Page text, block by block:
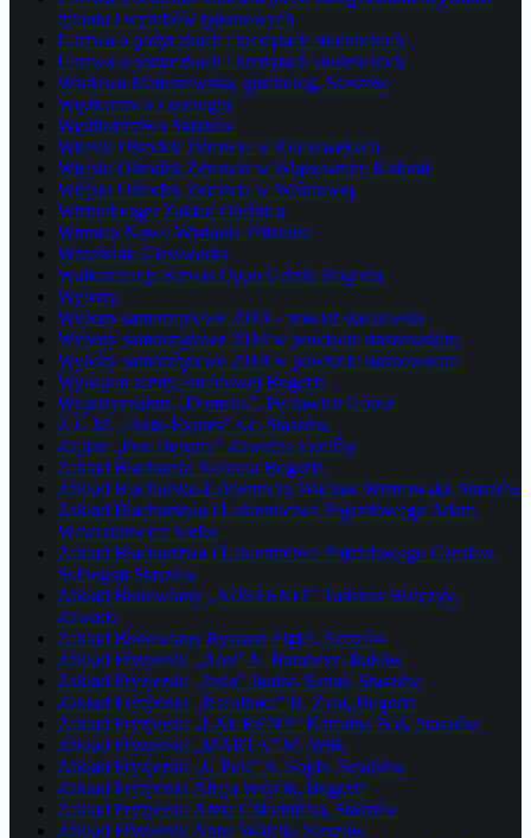
tytoniu i wyrobów tytoniowych
Ustawa o pożyczkach i kredytach studenckich
Ustawa o pożyczkach i kredytach studenckich
Wacława Matuszewska, ginekolog, Staszów
Wędkarstwo i zoologia
Wędliniarstwo Staszów
Wiejski Ośrodek Zdrowia w Kurozwękach
Wiejski Ośrodek Zdrowia w Wiązownicy Kolonii
Wiejski Ośrodek Zdrowia w Wiśniowej
Wienerberger Zakład Oleśnica
Winnica Nowe Wydanie Połaniec
Wrześniak Glassworks
Wulkanizacja Serwis Opon Górski Bogoria
Wybory
Wybory samorządowe 2010 – powiat staszowski
Wybory samorządowe 2014 w powiecie staszowskim
Wybory samorządowe 2018 w powiecie staszowskim
Wynajem sceny estradowej Bogoria
Wypożyczalnia „Domeks”, Pęcławice Górne
Z.U.M. „Auto-Expres” s.c. Staszów
Zajazd „Pod Dębami” Zawidza Łoniów
Zakład Blacharski Kolonia Bogoria
Zakład Blacharsko-Lakierniczy Wacław Wiatrowski, Staszów
Zakład Blacharstwa i Lakiernictwa Pojazdowego Adam
Wawrzkiewicz Sielec
Zakład Blacharstwa i Lakiernictwa Pojazdowego Czesław
Sobiegraj Staszów
Zakład Budowlany „AUSTENIT” Tadeusz Walczyk,
Zawada
Zakład Budowlany Ryszard Figiel, Staszów
Zakład Fryzjerski „Ann” A. Barabasz, Raków
Zakład Fryzjerski „Jasia” Janina Banaś, Staszów
Zakład Fryzjerski „Karolinka” R. Żyła, Bogoria
Zakład Fryzjerski „LAURENT” Karolina Boś, Staszów
Zakład Fryzjerski „MARTA” M. Wilk
Zakład Fryzjerski „U Poli” A. Sojda, Szydłów
Zakład Fryzjerski Alicja Wójcik, Bogoria
Zakład Fryzjerski Anna Chłodnicka, Staszów
Zakład Fryzjerski Anna Wójcik, Staszów